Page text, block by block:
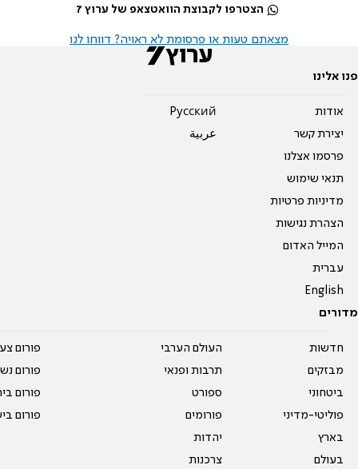
הצטרפו לקבוצת הוואטצאפ של ערוץ 7
מצאתם טעות או פרסומת לא ראויה? דווחו לנו
פנו אלינו
אודות
יצירת קשר
פרסמו אצלנו
תנאי שימוש
מדיניות פרטיות
הצהרת נגישות
המייל האדום
עברית
English
Pусский
عربية
מדורים
חדשות
מבזקים
ביטחוני
פוליטי-מדיני
בארץ
בעולם
העולם הערבי
תרבות ופנאי
ספורט
פורומים
יהדות
צרכנות
פורום
פורום
פורום
פורום